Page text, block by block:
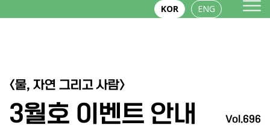
KOR ENG
<물, 자연 그리고 사람>
3월호 이벤트 안내 Vol.696